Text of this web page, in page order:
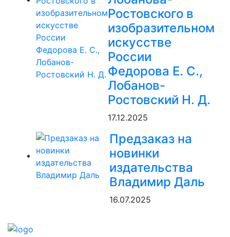
Ростовского в
изобразительном
искусстве
России
Федорова Е. С.,
Лобанов-
Ростовский Н. Д.
17.12.2025
Предзаказ на
новинки
издательства
Владимир Даль
16.07.2025